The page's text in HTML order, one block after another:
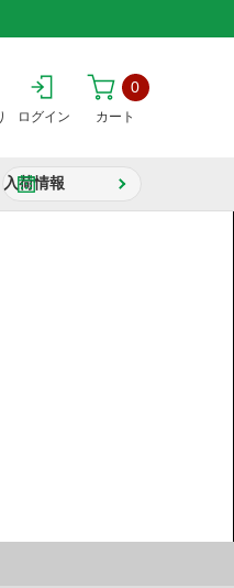
ログイン カート
0
入荷情報